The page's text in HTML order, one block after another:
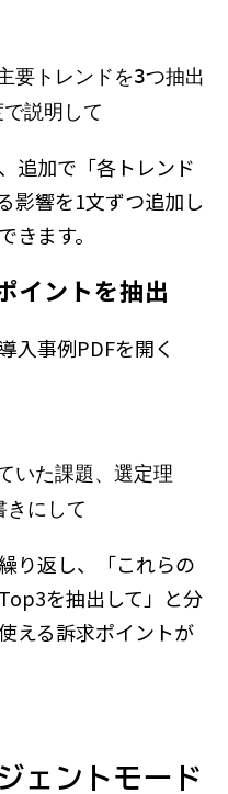
要トレンドを3つ抽出
説明して
追加で「各トレンド
影響を1文ずつ追加し
きます。
イントを抽出
入事例PDFを開く
いた課題、選定理
にして
り返し、「これらの
を抽出して」と分
える訴求ポイントが
ェントモード